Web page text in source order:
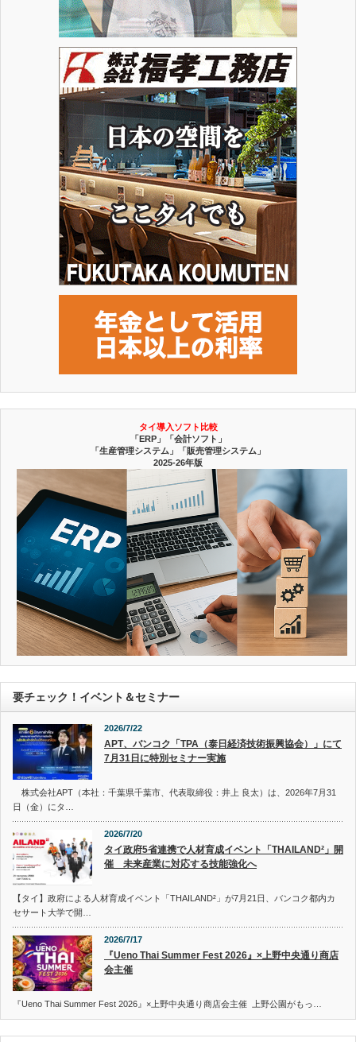
タイ導入ソフト比較
「ERP」「会計ソフト」
「生産管理システム」「販売管理システム」
2025-26年版
要チェック！イベント＆セミナー
2026/7/22
APT、バンコク「TPA（泰日経済技術振興協会）」にて
7月31日に特別セミナー実施
株式会社APT（本社：千葉県千葉市、代表取締役：井上 良太）は、2026年7月31
日（金）にタ…
2026/7/20
タイ政府5省連携で人材育成イベント「THAILAND²」開
催 未来産業に対応する技能強化へ
【タイ】政府による人材育成イベント「THAILAND²」が7月21日、バンコク都内カ
セサート大学で開…
2026/7/17
『Ueno Thai Summer Fest 2026』×上野中央通り商店
会主催
『Ueno Thai Summer Fest 2026』×上野中央通り商店会主催 上野公園がもっ…